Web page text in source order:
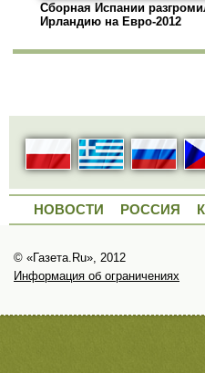
Сборная Испании
Ирландию на Евро-2012
НОВОСТИ РОССИЯ
© «Газета.Ru», 2012
Информация об ограничениях